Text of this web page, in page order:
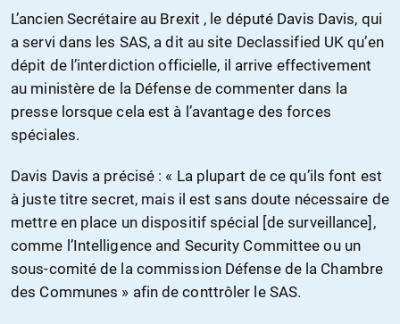
L’ancien Secrétaire au Brexit , le député Davis Davis, qui
a servi dans les SAS, a dit au site Declassified UK qu’en
dépit de l’interdiction officielle, il arrive effectivement
au ministère de la Défense de commenter dans la
presse lorsque cela est à l’avantage des forces
spéciales.
Davis Davis a précisé : « La plupart de ce qu’ils font est
à juste titre secret, mais il est sans doute nécessaire de
mettre en place un dispositif spécial [de surveillance],
comme l’Intelligence and Security Committee ou un
sous-comité de la commission Défense de la Chambre
des Communes » afin de conttrôler le SAS.